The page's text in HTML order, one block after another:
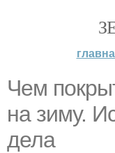
Чем
на зиму.
дела